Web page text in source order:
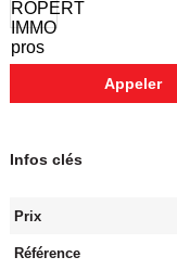
Appeler
Infos clés
Prix
Référence